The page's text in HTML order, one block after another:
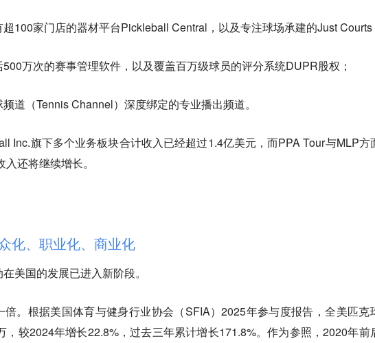
100家门店的器材平台Pickleball Central，以及专注球场承建的Just Courts
万次的赛事管理软件，以及覆盖百万级球员的评分系统DUPR股权；
道（Tennis Channel）深度绑定的专业播出频道。
Inc.旗下多个业务板块合计收入已经超过1.4亿美元，而PPA Tour与MLP方
还将继续增长。
化、职业化、商业化
美国的发展已进入新阶段。
倍。根据美国体育与健身行业协会（SFIA）2025年参与度报告，全美匹克
，较2024年增长22.8%，过去三年累计增长171.8%。作为参照，2020年前